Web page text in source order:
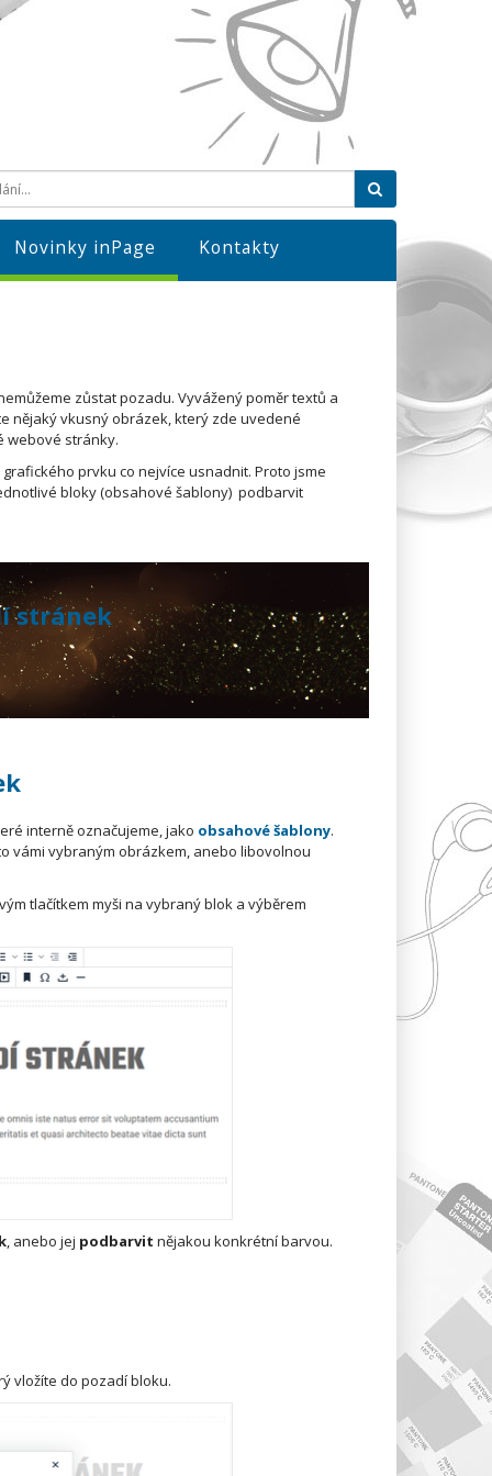
Novinky inPage Kontakty
zůstat pozadu. Vyvážený poměr textů a
nějaký vkusný obrázek, který zde uvedené
webové stránky.
prvku co nejvíce usnadnit. Proto jsme
bloky (obsahové šablony) podbarvit
stránek
interně označujeme, jako obsahové šablony.
vámi vybraným obrázkem, anebo libovolnou
tlačítkem myši na vybraný blok a výběrem
, anebo jej podbarvit nějakou konkrétní barvou.
vložíte do pozadí bloku.